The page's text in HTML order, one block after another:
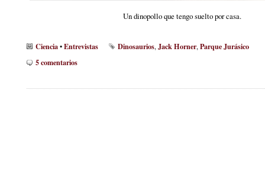
Un dinopollo que tengo suelto por casa.
Ciencia•Entrevistas Dinosaurios, Jack Horner, Parque Jurásico
5 comentarios